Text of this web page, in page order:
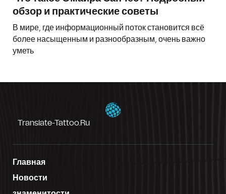
обзор и практические советы
В мире, где информационный поток становится всё
более насыщенным и разнообразным, очень важно
уметь
Translate-Tattoo.ru
Главная
Новости